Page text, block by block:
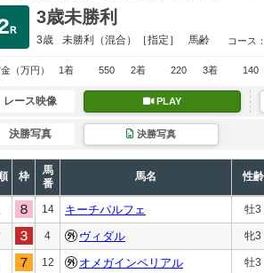
3歳未勝利
3歳 未勝利 （混合）［指定］ 馬齢 コース
（万円） 1着 550 2着 220 3着 140
レース映像 PLAY
決勝写真 決勝写真
枠
馬
番
馬名 性齢
14 キーチパルフェ 牡3
4 ヴィダル 牝3
12 オメガインペリアル 牡3